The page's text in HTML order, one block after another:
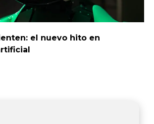
el nuevo hito en